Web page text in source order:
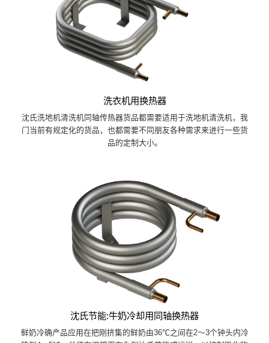
洗衣机用换热器
沈氏洗地机清洗机同轴传热器货品都需要适用于洗地机清洗机，我
门当前有规定化的货品，也都需要不同朋友各种需求来进行一些货
品的定制大小。
沈氏节能:牛奶冷却用同轴换热器
鲜奶冷确产品应用在把刚挤集的鲜奶由36℃之间在2～3个钟头内冷